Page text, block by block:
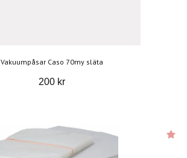
Vakuumpåsar Caso 70my släta
200 kr